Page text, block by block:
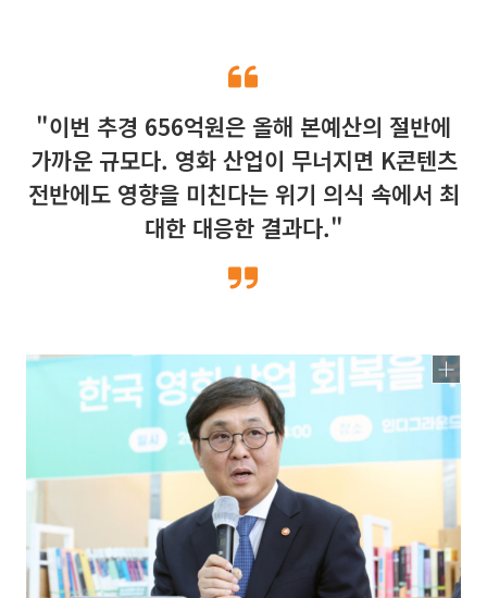
"이번 추경 656억원은 올해 본예산의 절반에
가까운 규모다. 영화 산업이 무너지면 K콘텐츠
전반에도 영향을 미친다는 위기 의식 속에서 최
대한 대응한 결과다."